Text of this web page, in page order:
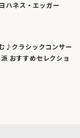
ハネス・エッガー
♪クラシックコンサー
おすすめセレクショ